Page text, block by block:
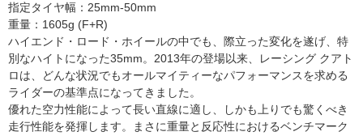
指定タイヤ幅：25mm-50mm
重量：1605g (F+R)
ハイエンド・ロード・ホイールの中でも、際立った変化を遂げ、特
別なハイトになった35mm。2013年の登場以来、レーシング クアト
ロは、どんな状況でもオールマイティーなパフォーマンスを求める
ライダーの基準点になってきました。
優れた空力性能によって長い直線に適し、しかも上りでも驚くべき
走行性能を発揮します。まさに重量と反応性におけるベンチマーク